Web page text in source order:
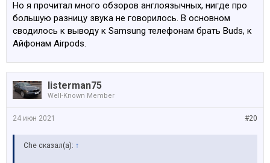
Но я прочитал много обзоров англоязычных, нигде про
большую разницу звука не говорилось. В основном
сводилось к выводу к Samsung телефонам брать Buds, к
Айфонам Airpods.
listerman75
Well-Known Member
#20
24 июн 2021
Che сказал(а): ↑